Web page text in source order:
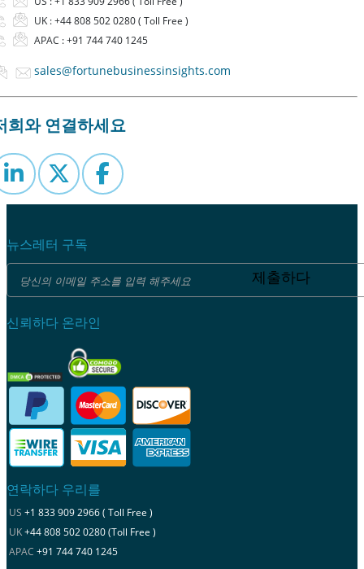
UK :+44 808 502 0280 ( Toll Free )
APAC :+91 744 740 1245
sales@fortunebusinessinsights.com
희와 연결하세요
뉴스레터 구독
제출하다
신뢰하다 온라인
연락하다 우리를
US +1 833 909 2966 ( Toll Free )
UK+44 808 502 0280 (Toll Free )
APAC +91 744 740 1245